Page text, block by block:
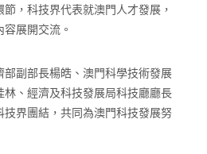
，科技界代表就澳門人才發展，
展開交流。
副部長楊皓、澳門科學技術發展
、經濟及科技發展局科技廳廳長
界團結，共同為澳門科技發展努